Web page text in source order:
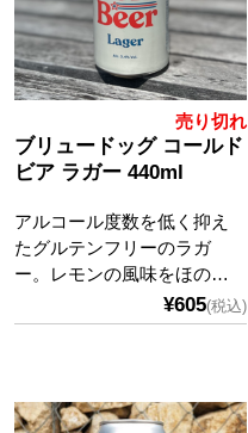
売り切れ
ブリュードッグ コールド
ビア ラガー 440ml
アルコール度数を低く抑え
たグルテンフリーのラガ
ー。レモンの風味をほの…
¥605(税込)